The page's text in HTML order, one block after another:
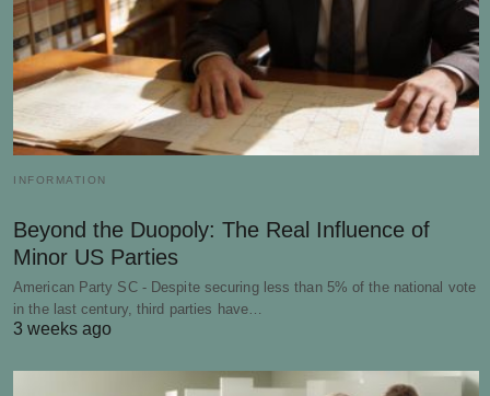
INFORMATION
Beyond the Duopoly: The Real Influence of
Minor US Parties
American Party SC - Despite securing less than 5% of the national vote
in the last century, third parties have…
3 weeks ago